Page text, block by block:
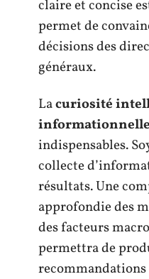
claire et concise
permet de
décisions des
généraux.
Lacuriosité
informationnelle
indispensables.
collecte
résultats. Une
approfondie des
des facteurs
permettra de
recommandations